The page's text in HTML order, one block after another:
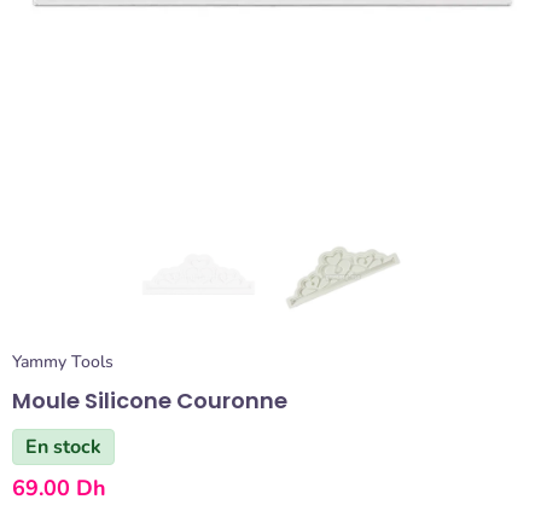
Yammy Tools
Moule Silicone Couronne
En stock
69.00 Dh